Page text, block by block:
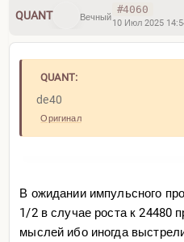
QUANT Вечный
#4060
10 Июл 2025
QUANT:
de40
Оригинал
В ожидании импульсного
1/2 в случае роста к 24480
мыслей ибо иногда